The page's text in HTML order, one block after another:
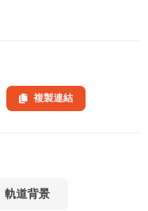
複製連結
軌道背景